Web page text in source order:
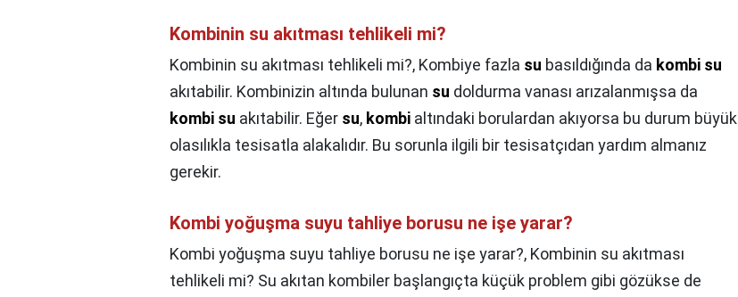
Kombinin su akıtması tehlikeli mi?
Kombinin su akıtması tehlikeli mi?, Kombiye fazla su basıldığında da kombi su
akıtabilir. Kombinizin altında bulunan su doldurma vanası arızalanmışsa da
kombi su akıtabilir. Eğer su, kombi altındaki borulardan akıyorsa bu durum büyük
olasılıkla tesisatla alakalıdır. Bu sorunla ilgili bir tesisatçıdan yardım almanız
gerekir.
Kombi yoğuşma suyu tahliye borusu ne işe yarar?
Kombi yoğuşma suyu tahliye borusu ne işe yarar?, Kombinin su akıtması
tehlikeli mi? Su akıtan kombiler başlangıçta küçük problem gibi gözükse de